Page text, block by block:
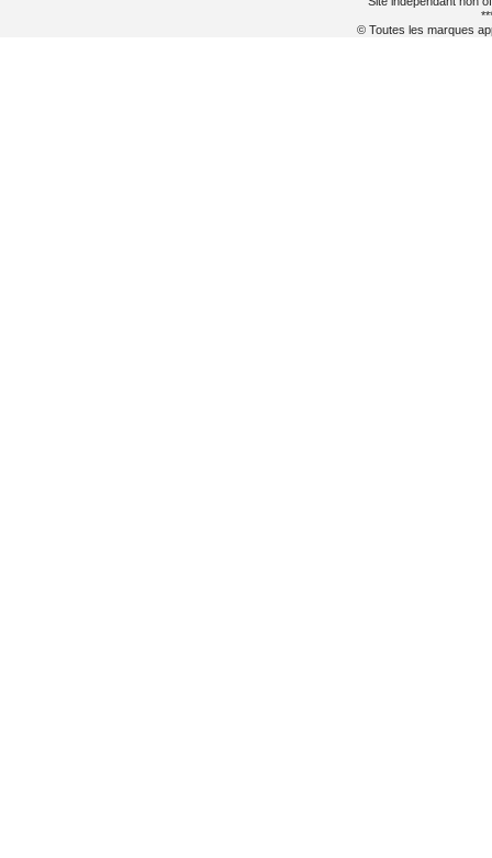
© Toutes les marques